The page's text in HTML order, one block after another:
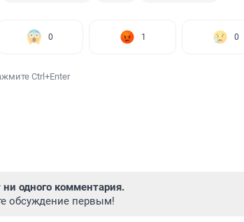
0 1 0
Ctrl+Enter
ни одного комментария.
обсуждение первым!